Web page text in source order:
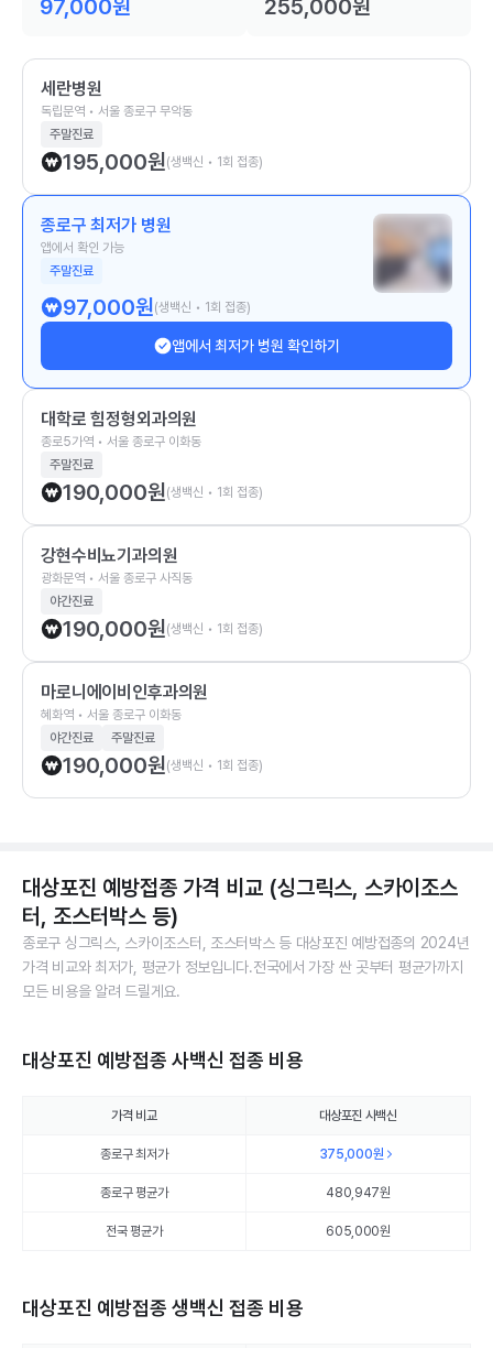
97,000원 255,000원
세란병원
독립문역 • 서울 종로구 무악동
주말진료
195,000원(생백신 • 1회 접종)
종로구 최저가 병원
앱에서 확인 가능
주말진료
97,000원(생백신 • 1회 접종)
앱에서 최저가 병원 확인하기
대학로 힘정형외과의원
종로5가역 • 서울 종로구 이화동
주말진료
190,000원(생백신 • 1회 접종)
강현수비뇨기과의원
광화문역 • 서울 종로구 사직동
야간진료
190,000원(생백신 • 1회 접종)
마로니에이비인후과의원
혜화역 • 서울 종로구 이화동
야간진료
주말진료
190,000원(생백신 • 1회 접종)
대상포진 예방접종 가격 비교 (싱그릭스, 스카이조스
터, 조스터박스 등)
종로구 싱그릭스, 스카이조스터, 조스터박스 등 대상포진 예방접종의 2024년
가격 비교와 최저가, 평균가 정보입니다.전국에서 가장 싼 곳부터 평균가까지
모든 비용을 알려 드릴게요.
대상포진 예방접종 사백신 접종 비용
가격 비교 대상포진 사백신
종로구 최저가 375,000원
종로구 평균가 480,947원
전국 평균가 605,000원
대상포진 예방접종 생백신 접종 비용